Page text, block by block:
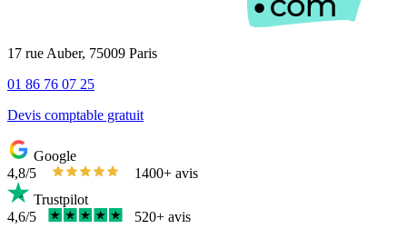
17 rue Auber, 75009 Paris
01 86 76 07 25
Devis comptable gratuit
Google
4,8/5
1400+ avis
Trustpilot
4,6/5
520+ avis